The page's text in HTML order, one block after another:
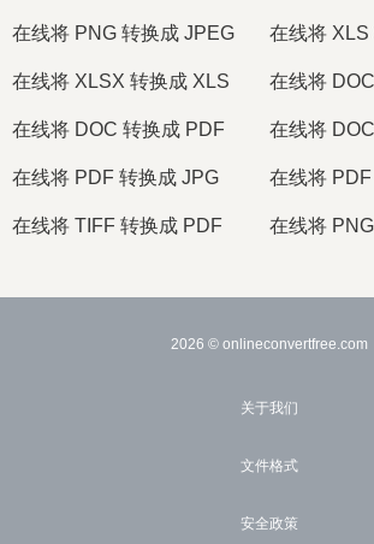
在线将 PNG 转换成 JPEG 在线将
在线将 XLSX 转换成 XLS 在线将
在线将 DOC 转换成 PDF 在线将
在线将 PDF 转换成 JPG 在线将
在线将 TIFF 转换成 PDF 在线将
2026 © onlineconvertfree.com
关于我们
文件格式
安全政策